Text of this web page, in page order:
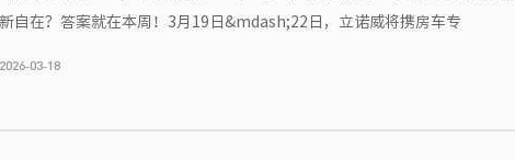
新自在？答案就在本周！3月19日&mdash;22日，立诺威将携房车专
2026-03-18